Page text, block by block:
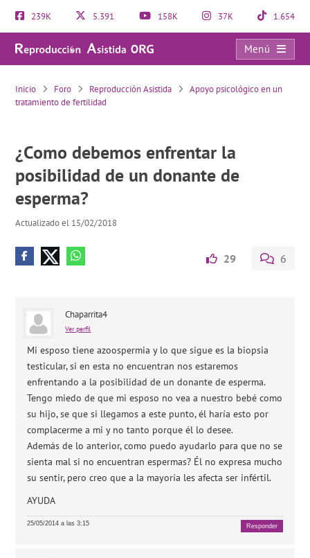
239K 5.391 158K 37K 1.654
Menú
¿Como debemos enfrentar la posibilidad de un donante de esperma?
Inicio Foro Reproducción Asistida
Apoyo psicológico en un
tratamiento de fertilidad
¿Como debemos enfrentar la
posibilidad de un donante de
esperma?
Actualizado el 15/02/2018
29 6
Chaparrita4
Ver perfil
Mi esposo tiene azoospermia y lo que sigue es la biopsia
testicular, si en esta no encuentran nos estaremos
enfrentando a la posibilidad de un donante de esperma.
Tengo miedo de que mi esposo no vea a nuestro bebé como
su hijo, se que si llegamos a este punto, él haría esto por
complacerme a mi y no tanto porque él lo desee.
Además de lo anterior, como puedo ayudarlo para que no se
sienta mal si no encuentran espermas? Él no expresa mucho
su sentir, pero creo que a la mayoría les afecta ser infértil.
AYUDA
25/05/2014 a las 3:15 Responder